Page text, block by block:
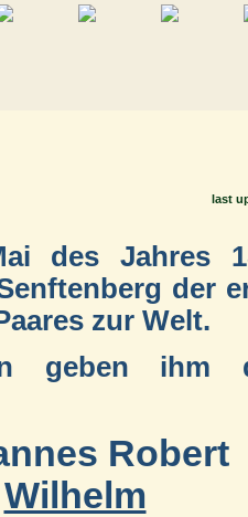
last
des Jahres
der
zur Welt.
geben ihm
Robert
Wilhelm